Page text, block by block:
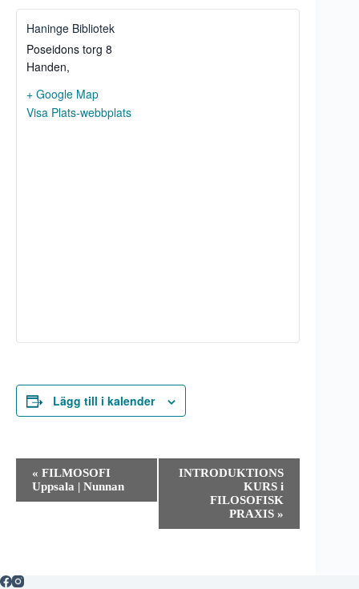
Haninge Bibliotek
Poseidons torg 8
Handen,
+ Google Map
Visa Plats-webbplats
Lägg till i kalender
g
« FILMOSOFI
Uppsala | Nunnan
INTRODUKTIONS
KURS i
FILOSOFISK
PRAXIS»